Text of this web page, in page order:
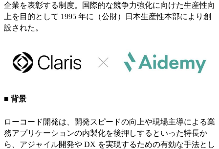
企業を表彰する制度。国際的な競争力強化に向けた生産性向
上を目的として 1995 年に（公財）日本生産性本部により創
設された。
■ 背景
ローコード開発は、開発スピードの向上や現場主導による業
務アプリケーションの内製化を後押しするといった特長か
ら、アジャイル開発や DX を実現するための有効な手法とし